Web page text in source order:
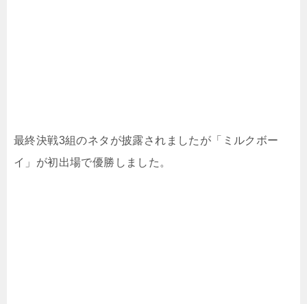
最終決戦3組のネタが披露されましたが「ミルクボー
イ」が初出場で優勝しました。